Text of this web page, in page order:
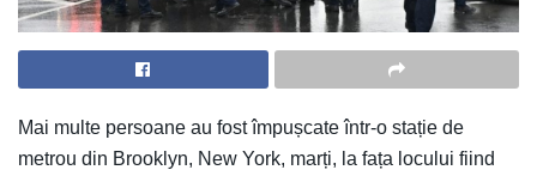
Mai multe persoane au fost împușcate într-o stație de
metrou din Brooklyn, New York, marți, la fața locului fiind